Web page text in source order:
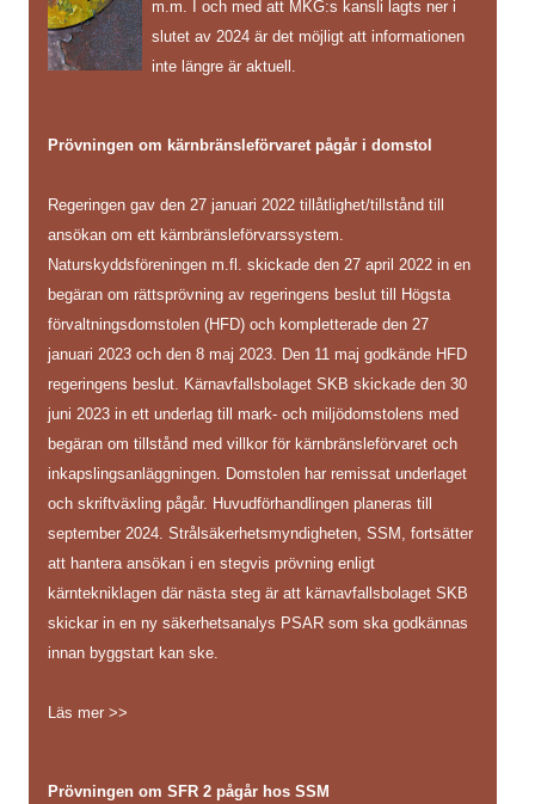
m.m. I och med att MKG:s kansli lagts ner i
slutet av 2024 är det möjligt att informationen
inte längre är aktuell.
Prövningen om kärnbränsleförvaret pågår i domstol
Regeringen gav den 27 januari 2022 tillåtlighet/tillstånd till
ansökan om ett kärnbränsleförvarssystem.
Naturskyddsföreningen m.fl. skickade den 27 april 2022 in en
begäran om rättsprövning av regeringens beslut till Högsta
förvaltningsdomstolen (HFD) och kompletterade den 27
januari 2023 och den 8 maj 2023. Den 11 maj godkände HFD
regeringens beslut. Kärnavfallsbolaget SKB skickade den 30
juni 2023 in ett underlag till mark- och miljödomstolens med
begäran om tillstånd med villkor för kärnbränsleförvaret och
inkapslingsanläggningen. Domstolen har remissat underlaget
och skriftväxling pågår. Huvudförhandlingen planeras till
september 2024. Strålsäkerhetsmyndigheten, SSM, fortsätter
att hantera ansökan i en stegvis prövning enligt
kärntekniklagen där nästa steg är att kärnavfallsbolaget SKB
skickar in en ny säkerhetsanalys PSAR som ska godkännas
innan byggstart kan ske.
Läs mer >>
Prövningen om SFR 2 pågår hos SSM